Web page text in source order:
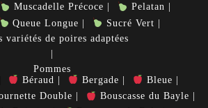
Muscadelle Précoce
Pelatan
Queue Longue
Sucré Vert
variétés de poires adaptées
Pommes
Béraud Bergade
Bleue
Double
Bouscasse du Bayle